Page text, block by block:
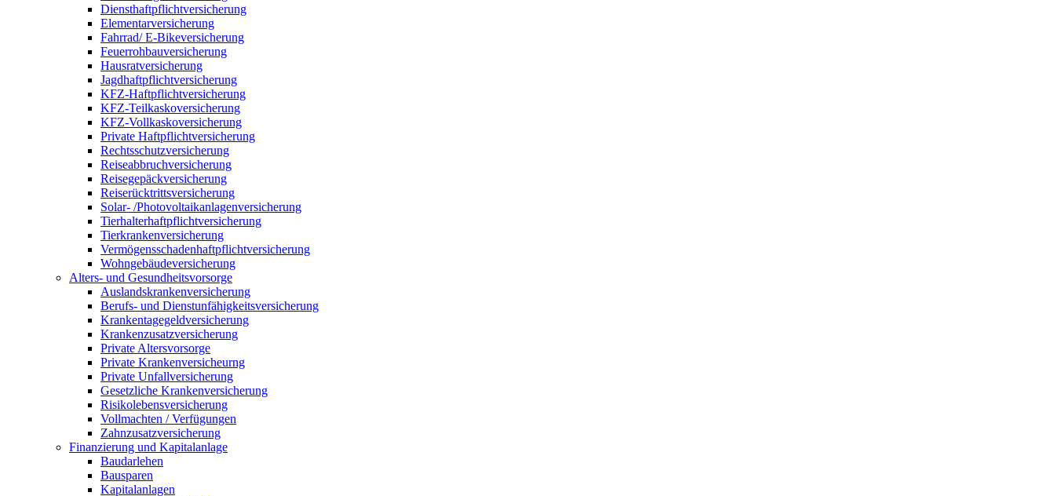
Diensthaftpflichtversicherung
Elementarversicherung
Fahrrad/ E-Bikeversicherung
Feuerrohbauversicherung
Hausratversicherung
Jagdhaftpflichtversicherung
KFZ-Haftpflichtversicherung
KFZ-Teilkaskoversicherung
KFZ-Vollkaskoversicherung
Private Haftpflichtversicherung
Rechtsschutzversicherung
Reiseabbruchversicherung
Reisegepäckversicherung
Reiserücktrittsversicherung
Solar- /Photovoltaikanlagenversicherung
Tierhalterhaftpflichtversicherung
Tierkrankenversicherung
Vermögensschadenhaftpflichtversicherung
Wohngebäudeversicherung
Alters- und Gesundheitsvorsorge
Auslandskrankenversicherung
Berufs- und Dienstunfähigkeitsversicherung
Krankentagegeldversicherung
Krankenzusatzversicherung
Private Altersvorsorge
Private Krankenversicheurng
Private Unfallversicherung
Gesetzliche Krankenversicherung
Risikolebensversicherung
Vollmachten / Verfügungen
Zahnzusatzversicherung
Finanzierung und Kapitalanlage
Baudarlehen
Bausparen
Kapitalanlagen